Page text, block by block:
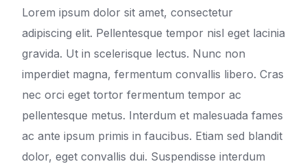
Lorem ipsum dolor sit amet, consectetur
adipiscing elit. Pellentesque tempor nisl eget lacinia
gravida. Ut in scelerisque lectus. Nunc non
imperdiet magna, fermentum convallis libero. Cras
nec orci eget tortor fermentum tempor ac
pellentesque metus. Interdum et malesuada fames
ac ante ipsum primis in faucibus. Etiam sed blandit
dolor, eget convallis dui. Suspendisse interdum